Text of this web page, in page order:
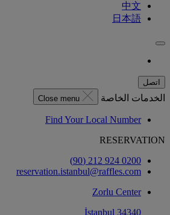
中文
日本語
اتصل
الخدمات الخاصة Close menu
Find Your Local Number
RESERVATION
0200 924 212 (90)
reservation.istanbul@raffles.com
Zorlu Center
34340 İstanbul